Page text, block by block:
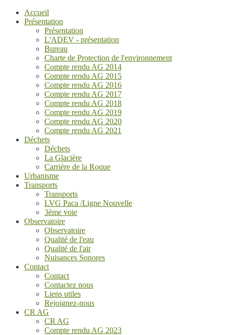
Accueil
Présentation
Présentation
L'ADEV - présentation
Bureau
Charte de Protection de l'environnement
Compte rendu AG 2014
Compte rendu AG 2015
Compte rendu AG 2016
Compte rendu AG 2017
Compte rendu AG 2018
Compte rendu AG 2019
Compte rendu AG 2020
Compte rendu AG 2021
Déchets
Déchets
La Glacière
Carrière de la Roque
Urbanisme
Transports
Transports
LVG Paca /Ligne Nouvelle
3ème voie
Observatoire
Observatoire
Qualité de l'eau
Qualité de l'air
Nuisances Sonores
Contact
Contact
Contactez nous
Liens utiles
Rejoignez-nous
CR AG
CR AG
Compte rendu AG 2023